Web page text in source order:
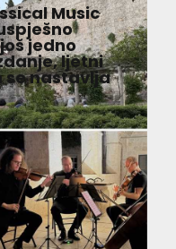
Music
jedno
ljetni
nastavlja